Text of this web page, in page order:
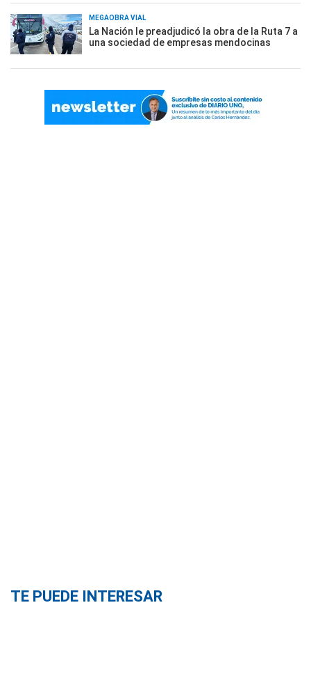
MEGAOBRA VIAL
La Nación le preadjudicó la obra de la Ruta 7 a
una sociedad de empresas mendocinas
TE PUEDE INTERESAR